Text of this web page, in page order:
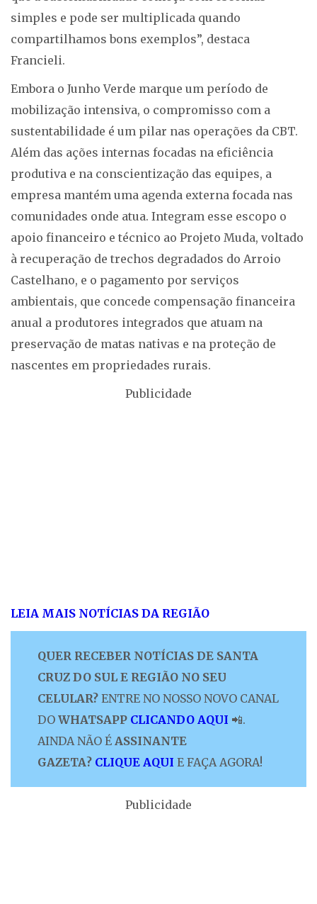
simples e pode ser multiplicada quando
compartilhamos bons exemplos”, destaca
Francieli.
Embora o Junho Verde marque um período de
mobilização intensiva, o compromisso com a
sustentabilidade é um pilar nas operações da CBT.
Além das ações internas focadas na eficiência
produtiva e na conscientização das equipes, a
empresa mantém uma agenda externa focada nas
comunidades onde atua. Integram esse escopo o
apoio financeiro e técnico ao Projeto Muda, voltado
à recuperação de trechos degradados do Arroio
Castelhano, e o pagamento por serviços
ambientais, que concede compensação financeira
anual a produtores integrados que atuam na
preservação de matas nativas e na proteção de
nascentes em propriedades rurais.
Publicidade
LEIA MAIS NOTÍCIAS DA REGIÃO
QUER RECEBER NOTÍCIAS DE SANTA
CRUZ DO SUL E REGIÃO NO SEU
CELULAR? ENTRE NO NOSSO NOVO CANAL
DO WHATSAPP CLICANDO AQUI 📲.
AINDA NÃO É ASSINANTE
GAZETA? CLIQUE AQUI E FAÇA AGORA!
Publicidade